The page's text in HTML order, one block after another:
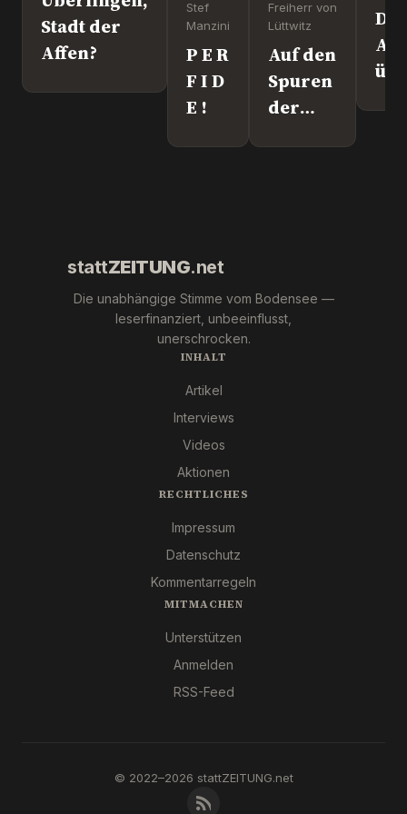
Stadt der
Affen?
Stef
Manzini
P E R
F I D
E !
Freiherr von
Lüttwitz
Auf den
Spuren
der
stattZEITUNG.net
Die unabhängige Stimme vom Bodensee —
leserfinanziert, unbeeinflusst,
unerschrocken.
INHALT
Artikel
Interviews
Videos
Aktionen
RECHTLICHES
Impressum
Datenschutz
Kommentarregeln
MITMACHEN
Unterstützen
Anmelden
RSS-Feed
© 2022–2026 stattZEITUNG.net